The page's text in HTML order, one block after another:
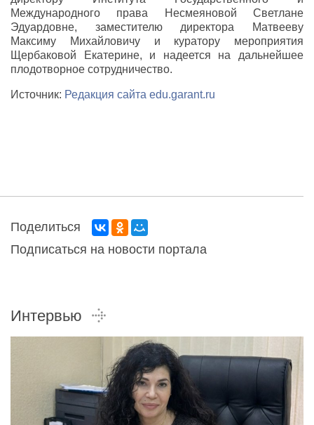
Международного права Несмеяновой Светлане
Эдуардовне, заместителю директора Матвееву
Максиму Михайловичу и куратору мероприятия
Щербаковой Екатерине, и надеется на дальнейшее
плодотворное сотрудничество.
Источник: Редакция сайта edu.garant.ru
Поделиться
Подписаться на новости портала
Интервью